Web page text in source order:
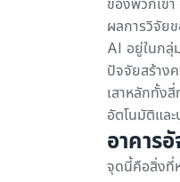
ผลการวิจัย
AI อยู่ในกลุ่
ปัจจัยสร้าง
เสาหลักทั้ง
อัตโนมัติแล
อาคาร
จุดนี้คือสิ่งที่